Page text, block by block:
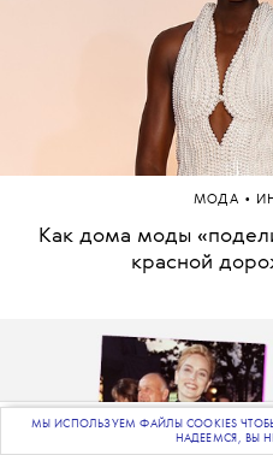
ПОДПИСЫВАЙТЕСЬНА
МОДА •
Как дома моды
красной
МЫ ИСПОЛЬЗУЕМ ФАЙЛЫ COOKIES
НАДЕЕМСЯ, ВЫ